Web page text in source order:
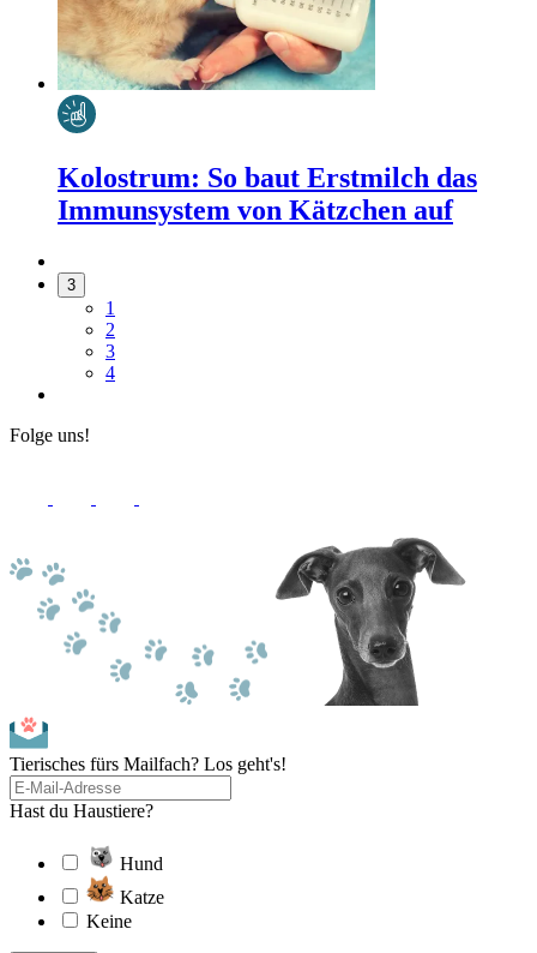
Kolostrum: So baut Erstmilch das
Immunsystem von Kätzchen auf
3
1
2
3
4
Folge uns!
Tierisches fürs Mailfach? Los geht's!
Hast du Haustiere?
Hund
Katze
Keine